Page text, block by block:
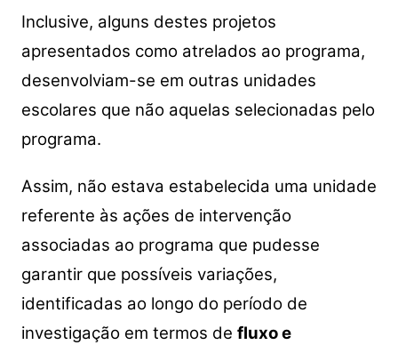
Inclusive, alguns destes projetos
apresentados como atrelados ao programa,
desenvolviam-se em outras unidades
escolares que não aquelas selecionadas pelo
programa.
Assim, não estava estabelecida uma unidade
referente às ações de intervenção
associadas ao programa que pudesse
garantir que possíveis variações,
identificadas ao longo do período de
investigação em termos de fluxo e